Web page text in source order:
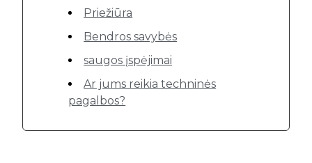
Priežiūra
Bendros savybės
saugos įspėjimai
Ar jums reikia techninės
pagalbos?